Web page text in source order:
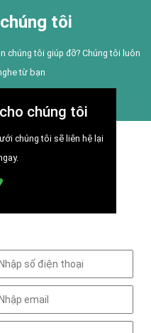
tôi
chúng tôi giúp đỡ? Chúng tôi luôn
từ bạn
chúng tôi
chúng tôi sẽ liên hệ lại